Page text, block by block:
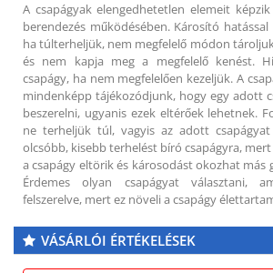
A csapágyak elengedhetetlen elemeit
berendezés működésében. Károsító
ha túlterheljük, nem megfelelő módon
és nem kapja meg a megfelelő kenést.
csapágy, ha nem megfelelően kezeljük. A
mindenképp tájékozódjunk, hogy egy adott
beszerelni, ugyanis ezek eltérőek lehetnek.
ne terheljük túl, vagyis az adott
olcsóbb, kisebb terhelést bíró csapágyra,
a csapágy eltörik és károsodást okozhat más
Érdemes olyan csapágyat választani,
felszerelve, mert ez növeli a csapágy
VÁSÁRLÓI ÉRTÉKELÉSEK